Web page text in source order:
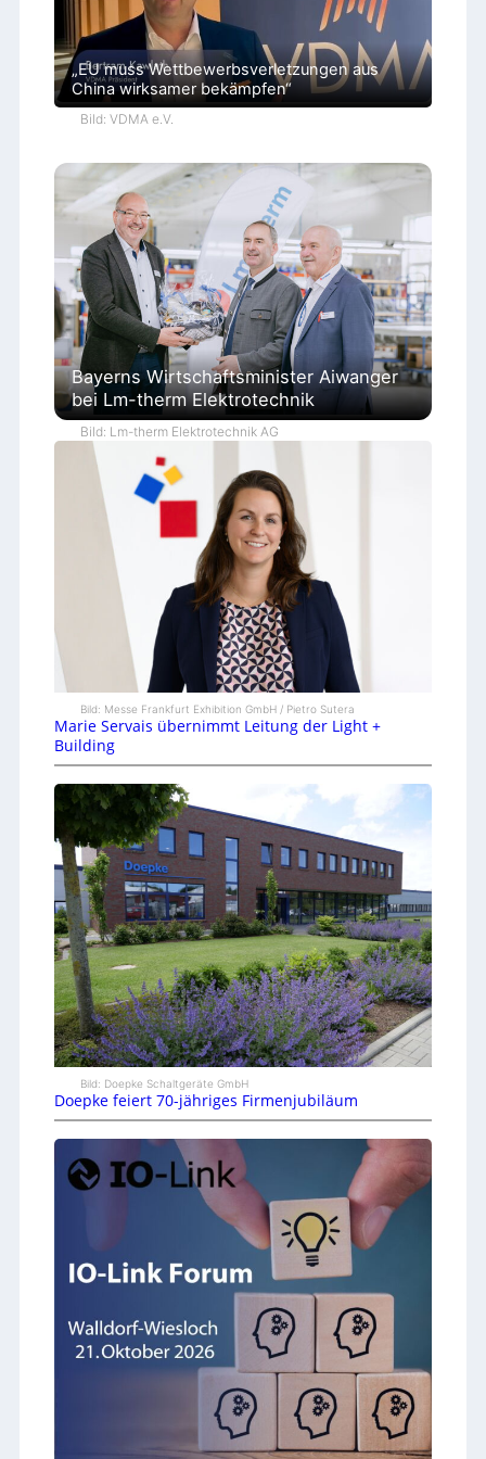
„EU muss Wettbewerbsverletzungen aus
China wirksamer bekämpfen“
Bild: VDMA e.V.
Bayerns Wirtschaftsminister Aiwanger
bei Lm-therm Elektrotechnik
Bild: Lm-therm Elektrotechnik AG
Bild: Messe Frankfurt Exhibition GmbH / Pietro Sutera
Marie Servais übernimmt Leitung der Light +
Building
Bild: Doepke Schaltgeräte GmbH
Doepke feiert 70-jähriges Firmenjubiläum